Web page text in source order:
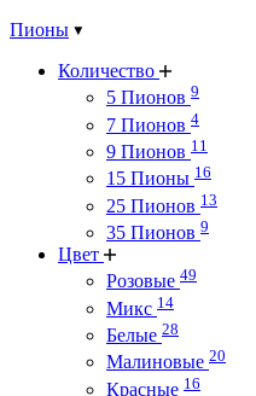
Пионы
Количество
5 Пионов 9
7 Пионов 4
9 Пионов 11
15 Пионы 16
25 Пионов 13
35 Пионов 9
Цвет
Розовые 49
Микс 14
Белые 28
Малиновые 20
Красные 16